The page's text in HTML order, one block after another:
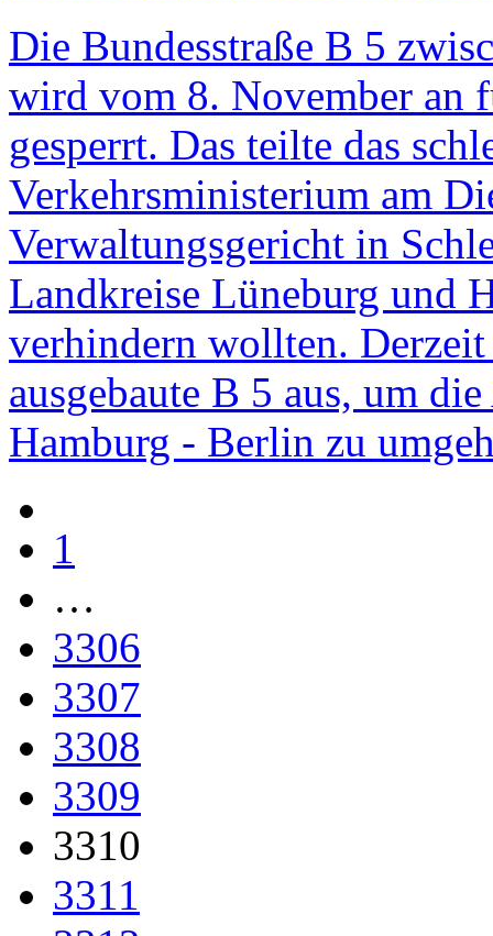
Die Bundesstraße B 5
wird vom 8. November an
gesperrt. Das teilte das
Verkehrsministerium am
Verwaltungsgericht in
Landkreise Lüneburg und
verhindern wollten.
ausgebaute B 5 aus, um
Hamburg - Berlin zu
1
…
3306
3307
3308
3309
3310
3311